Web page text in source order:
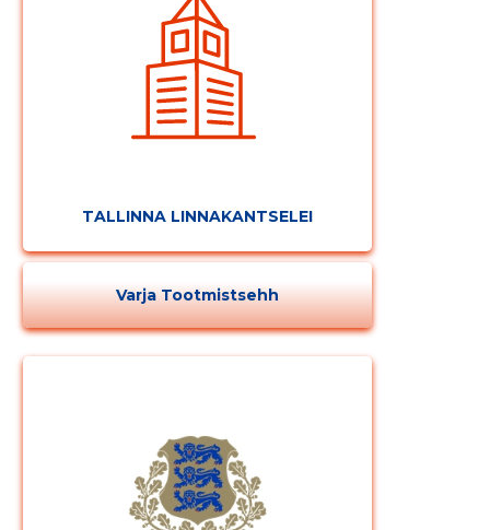
TALLINNA LINNAKANTSELEI
Varja Tootmistsehh